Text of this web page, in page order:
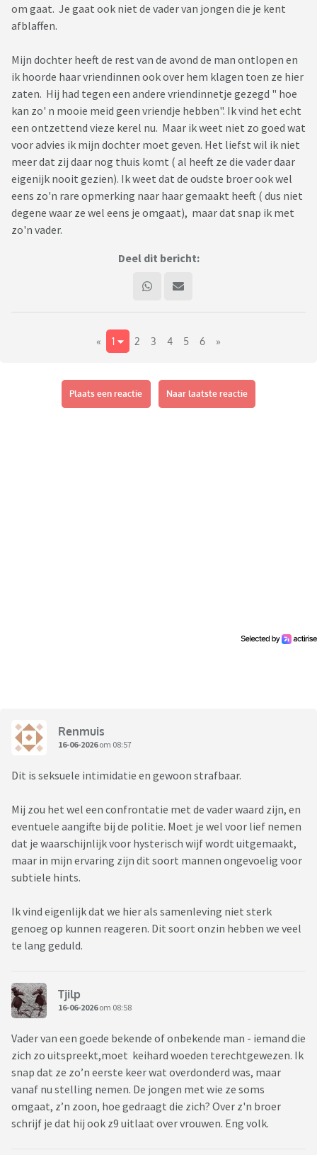
om gaat. Je gaat ook niet de vader van jongen die je kent
afblaffen.
Mijn dochter heeft de rest van de avond de man ontlopen en
ik hoorde haar vriendinnen ook over hem klagen toen ze hier
zaten. Hij had tegen een andere vriendinnetje gezegd " hoe
kan zo' n mooie meid geen vriendje hebben". Ik vind het echt
een ontzettend vieze kerel nu. Maar ik weet niet zo goed wat
voor advies ik mijn dochter moet geven. Het liefst wil ik niet
meer dat zij daar nog thuis komt ( al heeft ze die vader daar
eigenijk nooit gezien). Ik weet dat de oudste broer ook wel
eens zo'n rare opmerking naar haar gemaakt heeft ( dus niet
degene waar ze wel eens je omgaat), maar dat snap ik met
zo'n vader.
Deel dit bericht:
« 1 2 3 4 5 6 »
Plaats een reactie Naar laatste reactie
Renmuis
16-06-2026om 08:57
Dit is seksuele intimidatie en gewoon strafbaar.
Mij zou het wel een confrontatie met de vader waard zijn, en
eventuele aangifte bij de politie. Moet je wel voor lief nemen
dat je waarschijnlijk voor hysterisch wijf wordt uitgemaakt,
maar in mijn ervaring zijn dit soort mannen ongevoelig voor
subtiele hints.
Ik vind eigenlijk dat we hier als samenleving niet sterk
genoeg op kunnen reageren. Dit soort onzin hebben we veel
te lang geduld.
Tjilp
16-06-2026om 08:58
Vader van een goede bekende of onbekende man - iemand die
zich zo uitspreekt,moet keihard woeden terechtgewezen. Ik
snap dat ze zo’n eerste keer wat overdonderd was, maar
vanaf nu stelling nemen. De jongen met wie ze soms
omgaat, z’n zoon, hoe gedraagt die zich? Over z'n broer
schrijf je dat hij ook z9 uitlaat over vrouwen. Eng volk.